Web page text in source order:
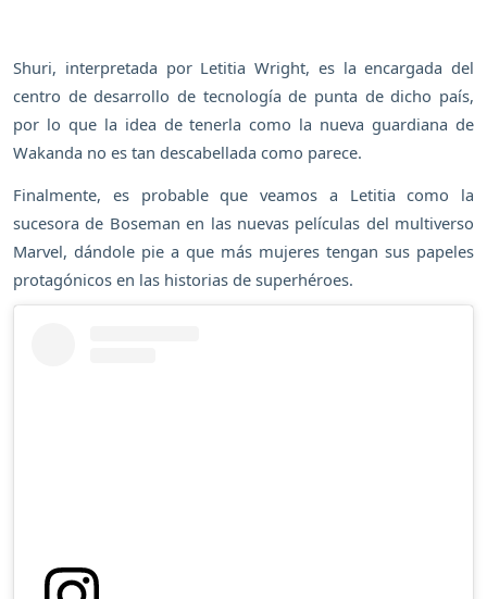
Shuri, interpretada por Letitia Wright, es la encargada del
centro de desarrollo de tecnología de punta de dicho país,
por lo que la idea de tenerla como la nueva guardiana de
Wakanda no es tan descabellada como parece.
Finalmente, es probable que veamos a Letitia como la
sucesora de Boseman en las nuevas películas del multiverso
Marvel, dándole pie a que más mujeres tengan sus papeles
protagónicos en las historias de superhéroes.